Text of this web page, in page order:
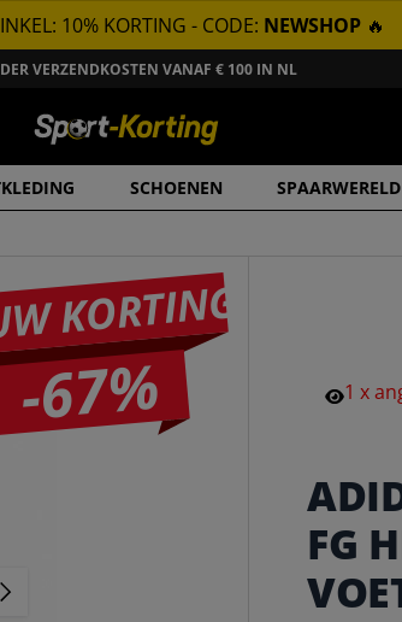
10% KORTING - CODE: NEWSHOP 🔥
VERZENDKOSTEN VANAF € 100 IN NL
SCHOENEN SPAARWERELD
KORTING
-67%
VOLGENDE
1x
FG